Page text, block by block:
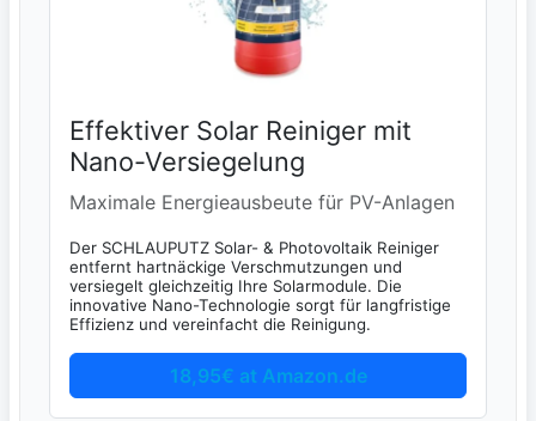
Effektiver Solar Reiniger mit
Nano-Versiegelung
Maximale Energieausbeute für PV-Anlagen
Der SCHLAUPUTZ Solar- & Photovoltaik Reiniger
entfernt hartnäckige Verschmutzungen und
versiegelt gleichzeitig Ihre Solarmodule. Die
innovative Nano-Technologie sorgt für langfristige
Effizienz und vereinfacht die Reinigung.
18,95€ at Amazon.de